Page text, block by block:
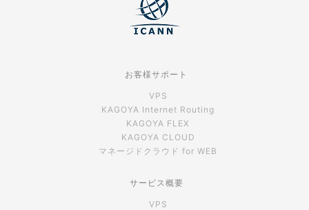
お客様サポート
VPS
KAGOYA Internet Routing
KAGOYA FLEX
KAGOYA CLOUD
マネージドクラウド for WEB
サービス概要
VPS